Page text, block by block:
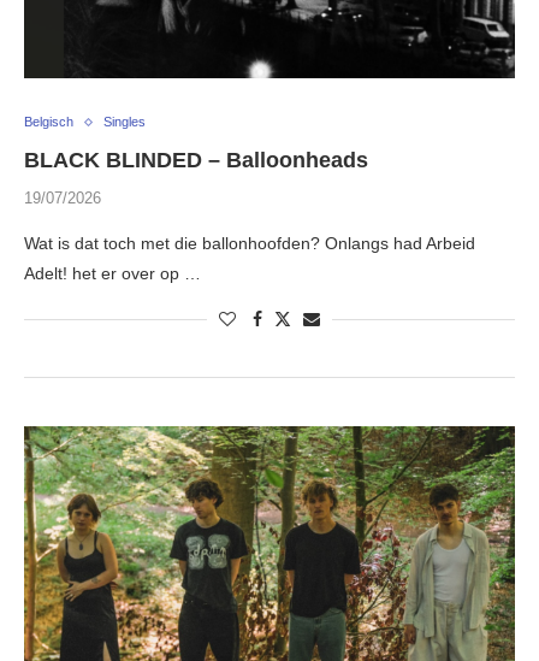
Belgisch Singles
BLACK BLINDED – Balloonheads
19/07/2026
Wat is dat toch met die ballonhoofden? Onlangs had Arbeid
Adelt! het er over op …